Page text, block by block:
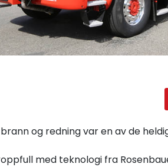
og redning var en av de
med teknologi fra